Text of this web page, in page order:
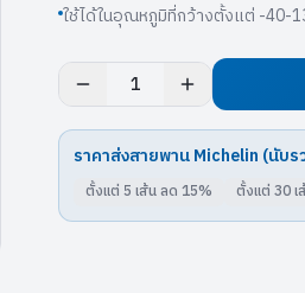
ใช้ได้ในอุณหภูมิที่กว้างตั้งแต่ -40-
1
ราคาส่งสายพานMichelin (นับร
ตั้งแต่ 5 เส้น ลด 15% ตั้งแต่ 30